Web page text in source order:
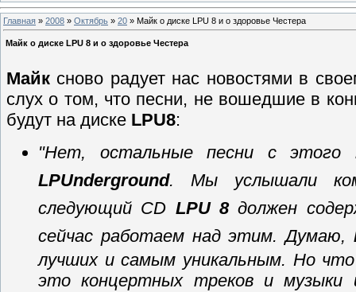
Главная » 2008 » Октябрь » 20 » Майк о диске LPU 8 и о здоровье Честера
Майк о диске LPU 8 и о здоровье Честера
Майк сново радует нас новостями в
слух о том, что песни, не вошедшие в
будут на диске LPU8:
"Нет, остальные песни с этого
LPUnderground. Мы услышали
следующий CD LPU 8должен
сейчас работаем над этим. Думаю,
лучших и самым уникальным. Но
это концертных треков и музыки